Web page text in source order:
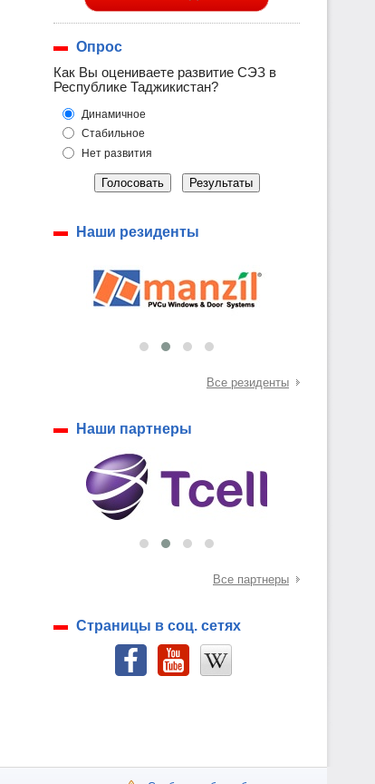
Опрос
Как Вы оцениваете развитие СЭЗ в
Республике Таджикистан?
Динамичное
Стабильное
Нет развития
Голосовать Результаты
Наши резиденты
Все резиденты
Наши партнеры
Все партнеры
Страницы в соц. сетях